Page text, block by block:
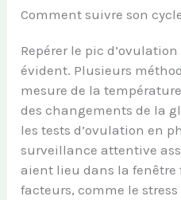
Comment suivre son
Repérer le pic
évident. Plusieurs
mesure de la
des changements de la
les tests d’ovulation en
surveillance attentive
aient lieu dans la fenêtre
facteurs, comme le